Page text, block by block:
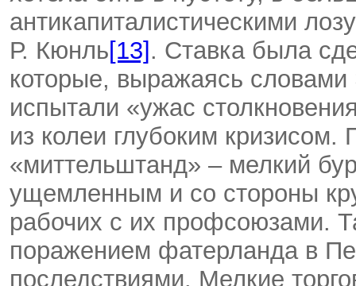
антикапиталистическими
Р. Кюнль[13] . Ставка была
которые, выражаясь
испытали «ужас
из колеи глубоким
«миттельштанд» – мелкий
ущемленным и со стороны
рабочих с их профсоюзами.
поражением фатерланда в
последствиями. Мелкие